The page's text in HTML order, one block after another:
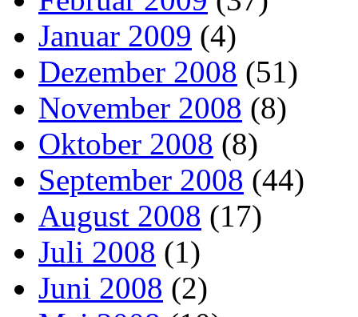
Januar 2009 (4)
Dezember 2008 (51)
November 2008 (8)
Oktober 2008 (8)
September 2008 (44)
August 2008 (17)
Juli 2008 (1)
Juni 2008 (2)